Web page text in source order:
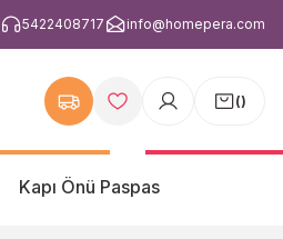
5422408717 info@homepera.com
()
Kapı Önü Paspas